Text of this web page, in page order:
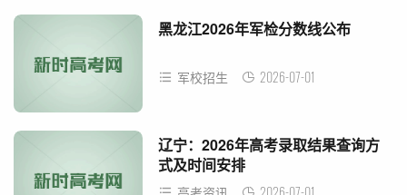
黑龙江2026年军检分数线公布
军校招生 2026-07-01
辽宁：2026年高考录取结果查询方
式及时间安排